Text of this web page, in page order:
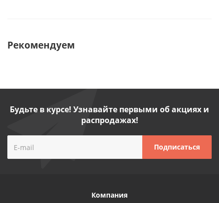
Рекомендуем
Будьте в курсе! Узнавайте первыми об акциях и
распродажах!
Компания